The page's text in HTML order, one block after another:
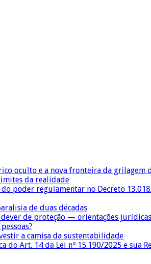
oculto e a nova fronteira da grilagem
da realidade
do poder regulamentar no Decreto
de duas décadas
de proteção — orientações
a camisa da sustentabilidade
Art. 14 da Lei nº 15.190/2025 e sua